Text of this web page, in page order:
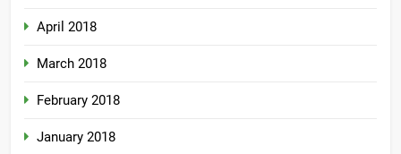
April 2018
March 2018
February 2018
January 2018